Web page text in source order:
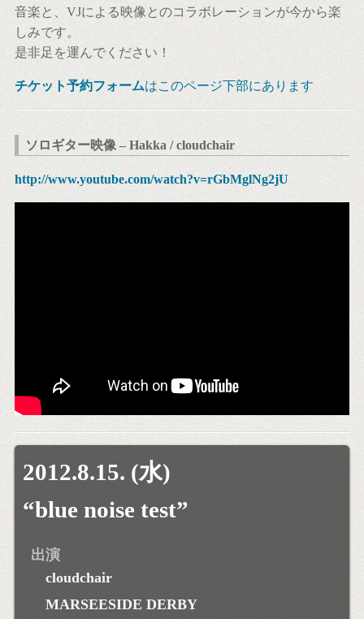
音楽と、VJによる映像とのコラボレーションが今から楽
しみです。
是非足を運んでください！
チケット予約フォームはこのページ下部にあります
ソロギター映像 – Hakka / cloudchair
http://www.youtube.com/watch?v=rGbMglNg2jU
2012.8.15. (水)
“blue noise test”
出演
cloudchair
MARSEESIDE DERBY